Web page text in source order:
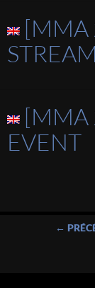
[MMA
[MMA
EVENT
Navigation
←